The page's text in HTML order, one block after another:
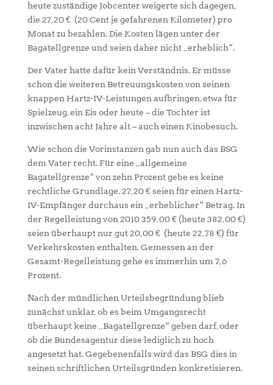
heute zuständige Jobcenter weigerte sich dagegen,
die 27,20 € (20 Cent je gefahrenen Kilometer) pro
Monat zu bezahlen. Die Kosten lägen unter der
Bagatellgrenze und seien daher nicht „erheblich“.
Der Vater hatte dafür kein Verständnis. Er müsse
schon die weiteren Betreuungskosten von seinen
knappen Hartz-IV-Leistungen aufbringen, etwa für
Spielzeug, ein Eis oder heute – die Tochter ist
inzwischen acht Jahre alt – auch einen Kinobesuch.
Wie schon die Vorinstanzen gab nun auch das BSG
dem Vater recht. Für eine „allgemeine
Bagatellgrenze“ von zehn Prozent gebe es keine
rechtliche Grundlage. 27,20 € seien für einen Hartz-
IV-Empfänger durchaus ein „erheblicher“ Betrag. In
der Regelleistung von 2010 359,00 € (heute 382,00 €)
seien überhaupt nur gut 20,00 € (heute 22,78 €) für
Verkehrskosten enthalten. Gemessen an der
Gesamt-Regelleistung gehe es immerhin um 7,6
Prozent.
Nach der mündlichen Urteilsbegründung blieb
zunächst unklar, ob es beim Umgangsrecht
überhaupt keine „Bagatellgrenze“ geben darf, oder
ob die Bundesagentur diese lediglich zu hoch
angesetzt hat. Gegebenenfalls wird das BSG dies in
seinen schriftlichen Urteilsgründen konkretisieren.